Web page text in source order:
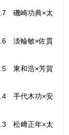
磯崎功典×太
淡輪敏×佐貫
東和浩×芳賀
手代木功×安
松﨑正年×太